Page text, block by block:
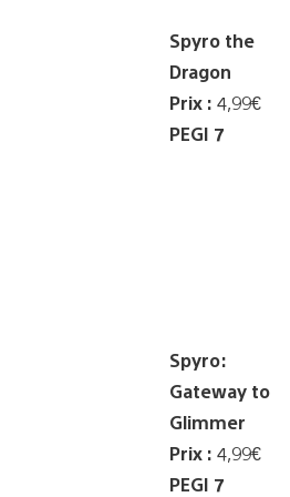
Spyro the
Dragon
Prix : 4,99€
PEGI 7
Spyro:
Gateway to
Glimmer
Prix : 4,99€
PEGI 7